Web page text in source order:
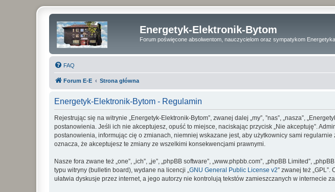
Energetyk-Elektronik-Bytom
Forum poświęcone absolwentom, nauczycielom oraz sympatykom
FAQ
Forum E-E Strona główna
Energetyk-Elektronik-Bytom - Regulamin
Rejestrując się na witrynie „Energetyk-Elektronik-Bytom”, zwanej dalej „my”, ”nas”, „nasza”,
postanowienia. Jeśli ich nie akceptujesz, opuść to miejsce, naciskając przycisk „Nie akceptuję”.
postanowienia, informując cię o zmianach, niemniej wskazane jest, aby użytkownicy sami
oznacza, że akceptujesz te zmiany ze wszelkimi konsekwencjami prawnymi.
Nasze fora zwane też „one”, „ich”, „je”, „phpBB software”, „www.phpbb.com”, „phpBB Limited”,
typu witryny (bulletin board), wydane na licencji „ GNU General Public License v2” zwanej też
ułatwia dyskusje przez internet, a jego autorzy nie kontrolują tekstów zamieszczanych w internecie